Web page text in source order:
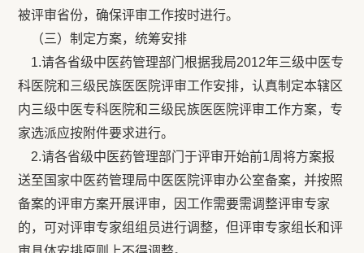
被评审省份，确保评审工作按时进行。
（三）制定方案，统筹安排
1.请各省级中医药管理部门根据我局2012年三级中医专
科医院和三级民族医医院评审工作安排，认真制定本辖区
内三级中医专科医院和三级民族医医院评审工作方案，专
家选派应按附件要求进行。
2.请各省级中医药管理部门于评审开始前1周将方案报
送至国家中医药管理局中医医院评审办公室备案，并按照
备案的评审方案开展评审，因工作需要需调整评审专家
的，可对评审专家组组员进行调整，但评审专家组长和评